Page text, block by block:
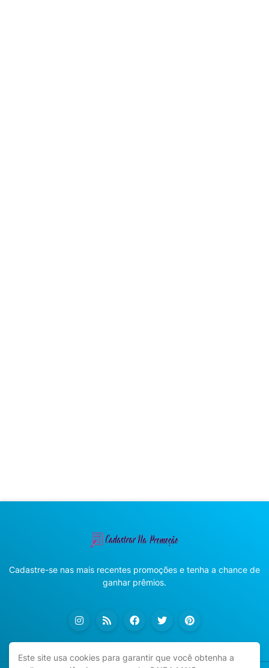
Cadastre-se nas mais recentes promoções e tenha a chance de
ganhar prêmios.
Este site usa cookies para garantir que você obtenha a